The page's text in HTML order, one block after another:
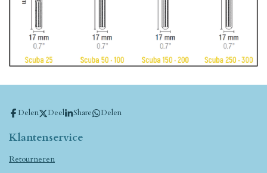
Delen Deel Share Delen
Klantenservice
Retourneren